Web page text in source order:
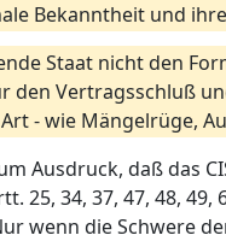
Bekanntheit und
Staat nicht den
Vertragsschluß
- wie Mängelrüge,
Ausdruck, daß das
25, 34, 37, 47, 48, 49,
wenn die Schwere